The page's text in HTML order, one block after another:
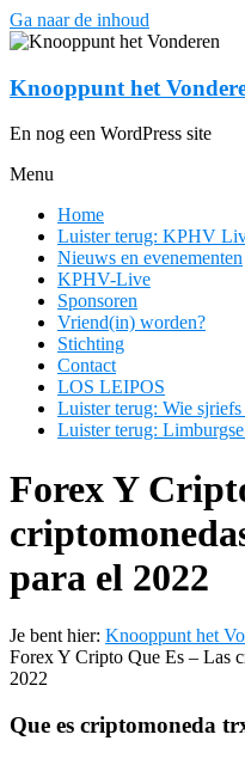
Ga naar de inhoud
Knooppunt het
En nog een WordPress site
Menu
Home
Luister terug: KPHV
Nieuws en evenementen
KPHV-Live
Sponsoren
Vriend(in) worden?
Stichting
Contact
LOS LEIPOS
Luister terug: Wie
Luister terug:
Forex Y
para el 2022
Je bent hier: Knooppunt het
Forex Y Cripto Que Es – Las
2022
Que es criptomoneda